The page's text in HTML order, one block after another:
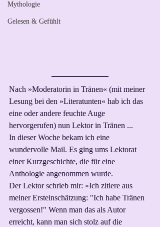
Mythologie
Gelesen & Gefühlt
Nach »Moderatorin in Tränen« (mit meiner
Lesung bei den »Literatunten« hab ich das
eine oder andere feuchte Auge
hervorgerufen) nun Lektor in Tränen ...
In dieser Woche bekam ich eine
wundervolle Mail. Es ging ums Lektorat
einer Kurzgeschichte, die für eine
Anthologie angenommen wurde.
Der Lektor schrieb mir: »Ich zitiere aus
meiner Ersteinschätzung: "Ich habe Tränen
vergossen!" Wenn man das als Autor
erreicht, kann man sich stolz auf die